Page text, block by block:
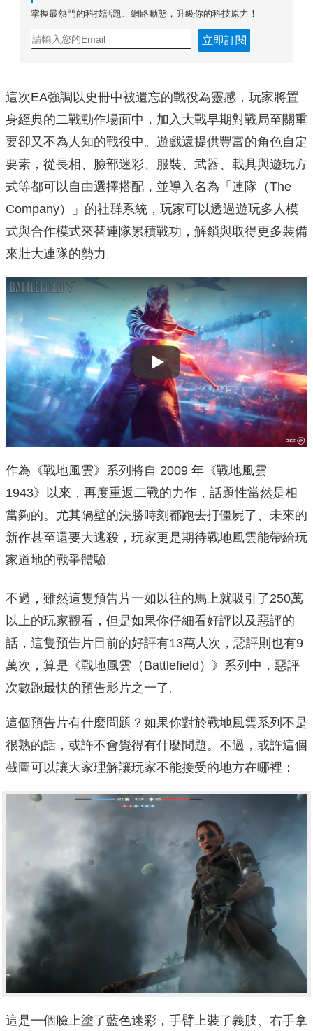
掌握最熱門的科技話題、網路動態，升級你的科技原力！
立即訂閱
這次EA強調以史冊中被遺忘的戰役為靈感，玩家將置
身經典的二戰動作場面中，加入大戰早期對戰局至關重
要卻又不為人知的戰役中。遊戲還提供豐富的角色自定
要素，從長相、臉部迷彩、服裝、武器、載具與遊玩方
式等都可以自由選擇搭配，並導入名為「連隊（The
Company）」的社群系統，玩家可以透過遊玩多人模
式與合作模式來替連隊累積戰功，解鎖與取得更多裝備
來壯大連隊的勢力。
Play
作為《戰地風雲》系列將自 2009 年《戰地風雲
1943》以來，再度重返二戰的力作，話題性當然是相
當夠的。尤其隔壁的決勝時刻都跑去打僵屍了、未來的
新作甚至還要大逃殺，玩家更是期待戰地風雲能帶給玩
家道地的戰爭體驗。
不過，雖然這隻預告片一如以往的馬上就吸引了250萬
以上的玩家觀看，但是如果你仔細看好評以及惡評的
話，這隻預告片目前的好評有13萬人次，惡評則也有9
萬次，算是《戰地風雲（Battlefield）》系列中，惡評
次數跑最快的預告影片之一了。
這個預告片有什麼問題？如果你對於戰地風雲系列不是
很熟的話，或許不會覺得有什麼問題。不過，或許這個
截圖可以讓大家理解讓玩家不能接受的地方在哪裡：
這是一個臉上塗了藍色迷彩，手臂上裝了義肢、右手拿